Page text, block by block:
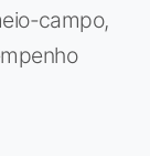
campo,